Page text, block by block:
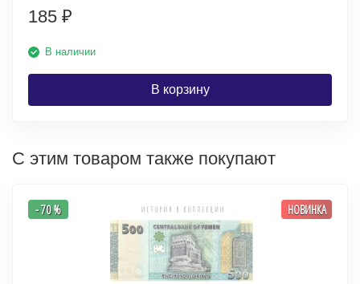
185 ₽
В наличии
В корзину
С этим товаром также покупают
- 70 % НОВИНКА